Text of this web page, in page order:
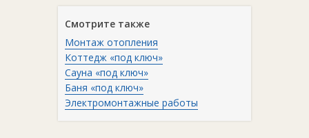
Смотрите также
Монтаж отопления
Коттедж «под ключ»
Сауна «под ключ»
Баня «под ключ»
Электромонтажные работы